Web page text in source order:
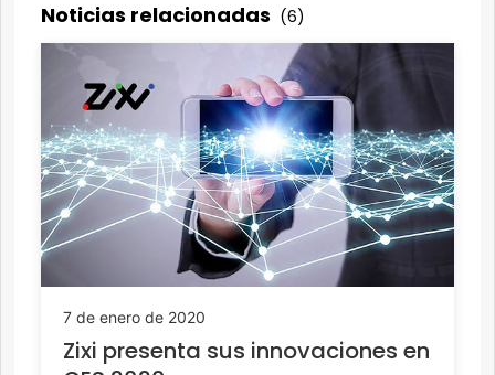
Noticias relacionadas (6)
7 de enero de 2020
Zixi presenta sus innovaciones en